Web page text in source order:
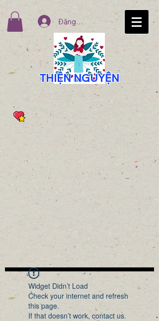
THIỆN NGUYỆN
Đăng nhập
Widget Didn’t Load
Check your internet and refresh
this page.
If that doesn’t work, contact us.